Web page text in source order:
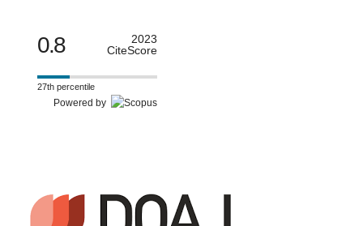
0.8
2023
CiteScore
27th percentile
Powered by